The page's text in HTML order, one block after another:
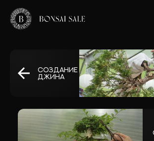
МАГАЗИН
УСЛУГИ
Создание
Джина